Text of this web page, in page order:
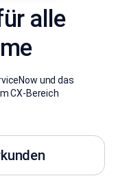
alle
und das
CX-Bereich